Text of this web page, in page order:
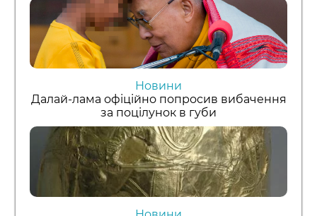
Новини
Далай-лама офіційно попросив вибачення
за поцілунок в губи